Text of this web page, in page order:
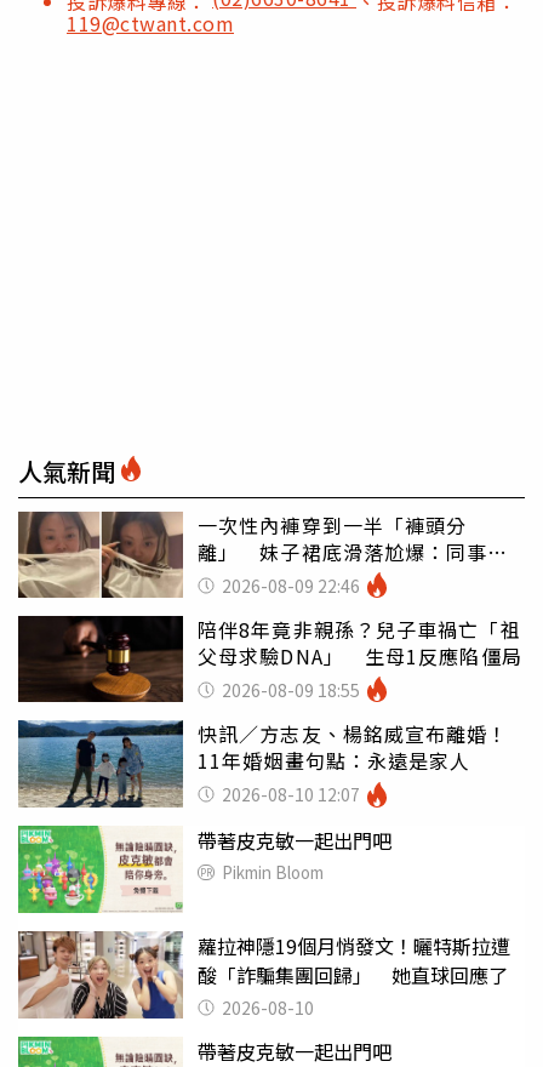
119@ctwant.com
人氣新聞
一次性內褲穿到一半「褲頭分
離」 妹子裙底滑落尬爆：同事全
看光2026-08-09 22:46
陪伴8年竟非親孫？兒子車禍亡「祖
父母求驗DNA」 生母1反應陷僵局
2026-08-09 18:55
快訊／方志友、楊銘威宣布離婚！
11年婚姻畫句點：永遠是家人
2026-08-10 12:07
帶著皮克敏一起出門吧
Pikmin Bloom
蘿拉神隱19個月悄發文！曬特斯拉遭
酸「詐騙集團回歸」 她直球回應了
2026-08-10
帶著皮克敏一起出門吧